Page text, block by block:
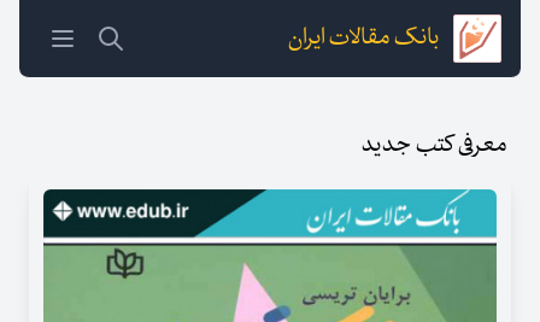
بانک مقالات ایران
معرفی کتب جدید